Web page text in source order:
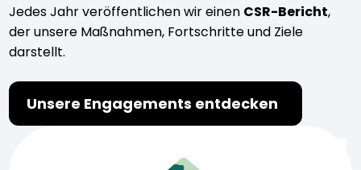
Jedes Jahr veröffentlichen wir einen CSR-Bericht,
der unsere Maßnahmen, Fortschritte und Ziele
darstellt.
Unsere Engagements entdecken